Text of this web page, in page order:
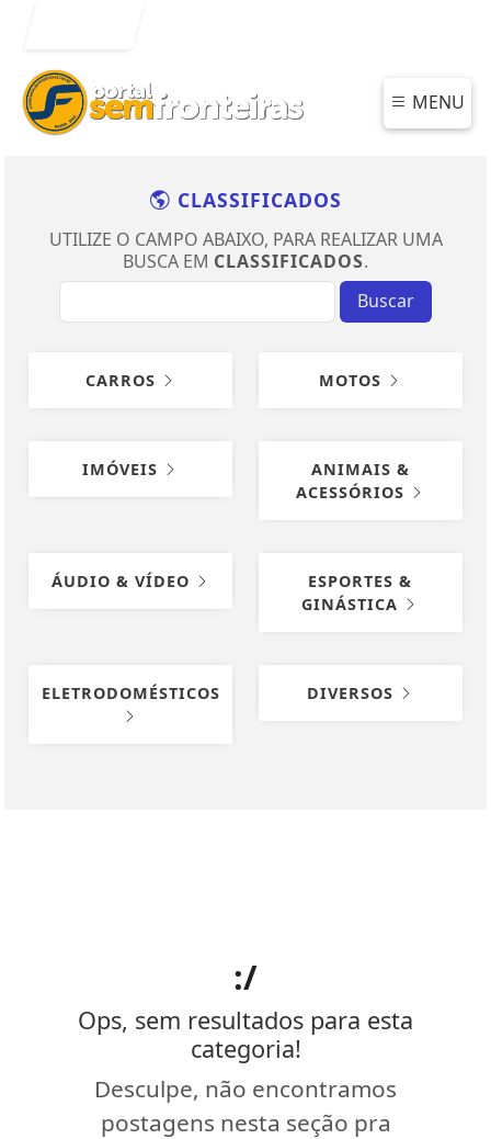
MENU
CLASSIFICADOS
UTILIZE O CAMPO ABAIXO, PARA REALIZAR UMA
BUSCA EM CLASSIFICADOS.
Buscar
CARROS MOTOS
IMÓVEIS
ANIMAIS &
ACESSÓRIOS
ÁUDIO & VÍDEO
ESPORTES &
GINÁSTICA
ELETRODOMÉSTICOS DIVERSOS
:/
Ops, sem resultados para esta
categoria!
Desculpe, não encontramos
postagens nesta seção pra